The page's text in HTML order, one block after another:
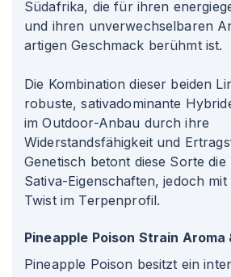
Südafrika, die für ihren
und ihren unverwechselbaren
artigen Geschmack berühmt ist.
Die Kombination dieser beiden
robuste, sativadominante
im Outdoor-Anbau durch ihre
Widerstandsfähigkeit und
Genetisch betont diese Sorte die
Sativa-Eigenschaften, jedoch
Twist im Terpenprofil.
Pineapple Poison Strain Aroma
Pineapple Poison besitzt ein